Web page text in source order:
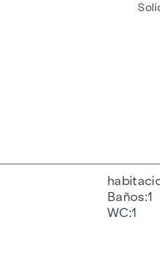
Baños 1
WC 1